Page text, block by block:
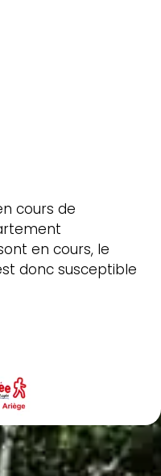
cours de
en cours, le
donc susceptible